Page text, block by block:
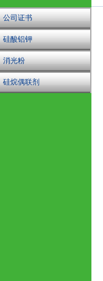
公司证书
硅酸铝钾
消光粉
硅烷偶联剂